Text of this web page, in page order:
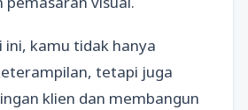
kamu tidak hanya
tetapi juga
klien dan membangun